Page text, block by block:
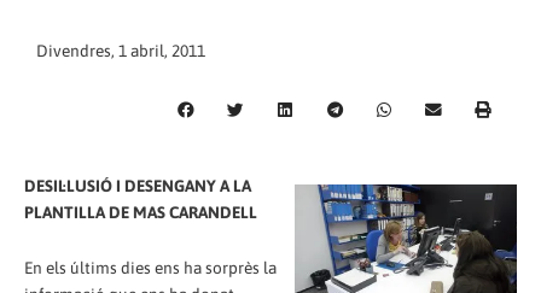
Divendres, 1 abril, 2011
DESIL·LUSIÓ I DESENGANY A LA
PLANTILLA DE MAS CARANDELL
En els últims dies ens ha sorprès la